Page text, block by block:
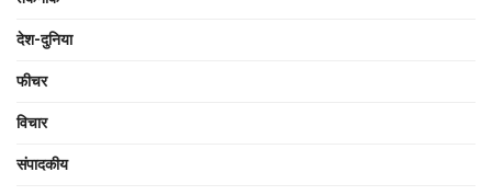
देश-दुनिया
फीचर
विचार
संपादकीय